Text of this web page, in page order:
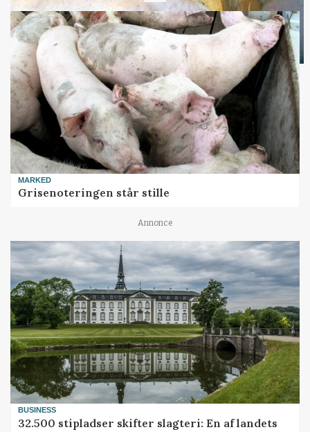
MARKED
Grisenoteringen står stille
Annonce
BUSINESS
32.500 stipladser skifter slagteri: En af landets